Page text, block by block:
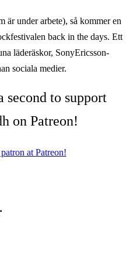
är under arbete), så kommer en
back in the days. Ett
läderäskor, SonyEricsson-
sociala medier.
second to support
on Patreon!